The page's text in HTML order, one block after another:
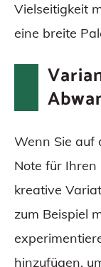
Vielseitigkeit
eine breite
Wenn Sie auf
Note für Ihren
kreative
zum Beispiel
hinzufügen,